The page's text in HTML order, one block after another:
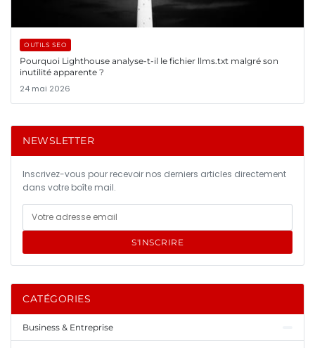
OUTILS SEO
Pourquoi Lighthouse analyse-t-il le fichier llms.txt malgré son
inutilité apparente ?
24 mai 2026
NEWSLETTER
Inscrivez-vous pour recevoir nos derniers articles directement
dans votre boîte mail.
S'INSCRIRE
CATÉGORIES
Business & Entreprise